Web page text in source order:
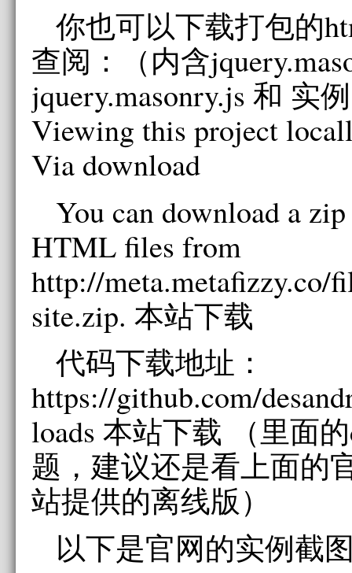
你也可以下载打包的
查阅：（内含
jquery.masonry.js 和 实
Viewing this project
Via download
You can download a
HTML files from
http://meta.metafizzy.co/
site.zip. 本站下载
代码下载地址：
https://github.com/
loads 本站下载 （里面
题，建议还是看上面的
站提供的离线版）
以下是官网的实例截